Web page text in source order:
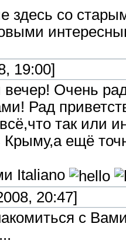
здесь со
19:00]
Очень
Рад
так или
ещё
Italiano
20:47]
с